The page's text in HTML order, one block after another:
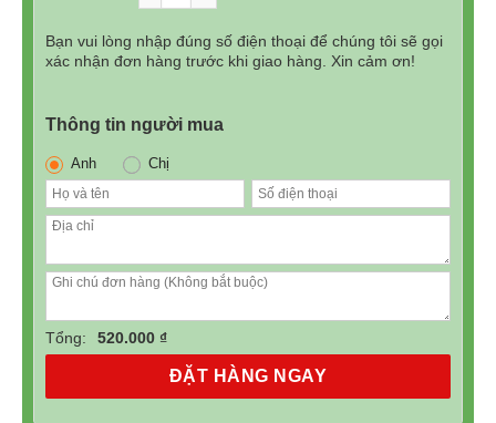
Bạn vui lòng nhập đúng số điện thoại để chúng tôi sẽ gọi
xác nhận đơn hàng trước khi giao hàng. Xin cảm ơn!
Thông tin người mua
Anh Chị
Tổng: 520.000 ₫
ĐẶT HÀNG NGAY